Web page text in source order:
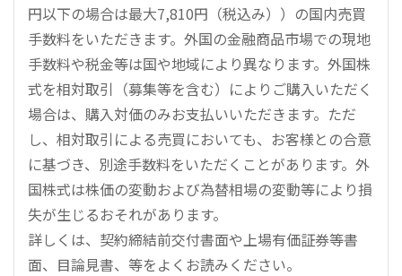
円以下の場合は最大7,810円（税込み））の国内売買
手数料をいただきます。外国の金融商品市場での現地
手数料や税金等は国や地域により異なります。外国株
式を相対取引（募集等を含む）によりご購入いただく
場合は、購入対価のみお支払いいただきます。ただ
し、相対取引による売買においても、お客様との合意
に基づき、別途手数料をいただくことがあります。外
国株式は株価の変動および為替相場の変動等により損
失が生じるおそれがあります。
詳しくは、契約締結前交付書面や上場有価証券等書
面、目論見書、等をよくお読みください。